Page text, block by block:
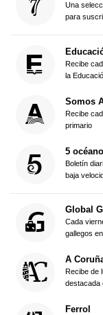
Una
para
Recibe
la
Somos
Recibe
primario
5
Boletín
baja
Global
Cada
gallegos
A
Recibe de
destacada
Ferrol